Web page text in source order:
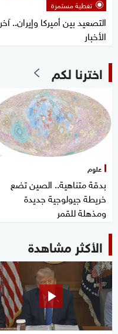
تغطية مستمرة
التصعيد بين أميركا وإيران.. آخر
الأخبار
اخترنا لكم
علوم
بدقة متناهية.. الصين تضع
خريطة جيولوجية جديدة
ومذهلة للقمر
الأكثر مشاهدة